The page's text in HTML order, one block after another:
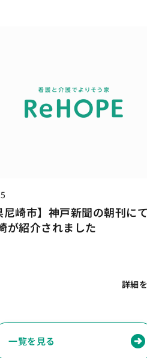
尼崎市】神戸新聞の朝刊に
が紹介されました
詳細
一覧を見る